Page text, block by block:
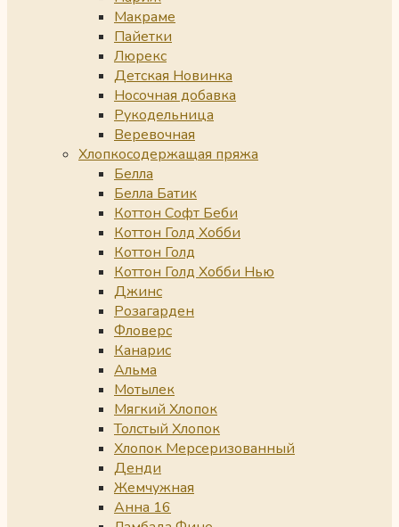
Макраме
Пайетки
Люрекс
Детская Новинка
Носочная добавка
Рукодельница
Веревочная
Хлопкосодержащая пряжа
Белла
Белла Батик
Коттон Софт Беби
Коттон Голд Хобби
Коттон Голд
Коттон Голд Хобби Нью
Джинс
Розагарден
Фловерс
Канарис
Альма
Мотылек
Мягкий Хлопок
Толстый Хлопок
Хлопок Мерсеризованный
Денди
Жемчужная
Анна 16